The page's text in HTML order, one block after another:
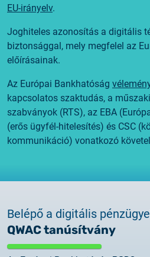
EU-irányelv.
Joghiteles azonosítás a digitális
biztonsággal, mely megfelel az
előírásainak.
Az Európai Bankhatóság
kapcsolatos szaktudás, a
szabványok (RTS), az EBA
(erős ügyfél-hitelesítés) és CSC
kommunikáció) vonatkozó
Belépő a digitális
QWAC tanúsítvány